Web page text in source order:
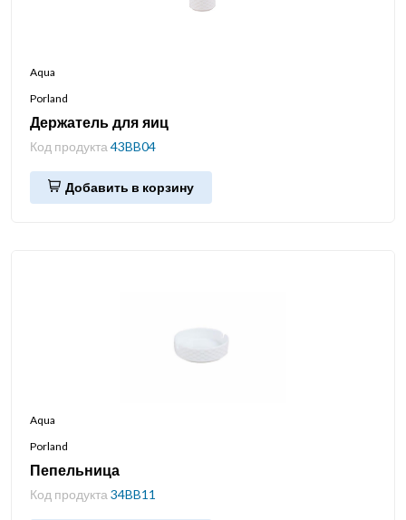
Aqua
Porland
Держатель для яиц
Код продукта 43BB04
Добавить в корзину
Aqua
Porland
Пепельница
Код продукта 34BB11